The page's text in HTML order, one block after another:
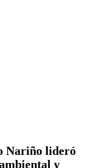
Nariño lideró
y